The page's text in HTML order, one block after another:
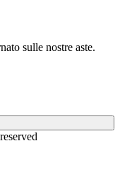
sulle nostre aste.